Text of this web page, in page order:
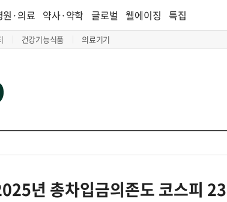
건강기능식품 의료기기
원·의료 약사·약학 글로벌 웰에이징 특집
년 총차입금의존도 코스피